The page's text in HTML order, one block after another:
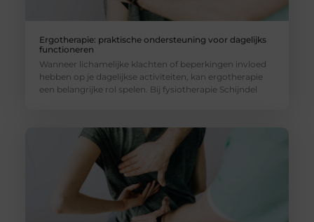
Ergotherapie: praktische ondersteuning voor dagelijks
functioneren
Wanneer lichamelijke klachten of beperkingen invloed
hebben op je dagelijkse activiteiten, kan ergotherapie
een belangrijke rol spelen. Bij fysiotherapie Schijndel